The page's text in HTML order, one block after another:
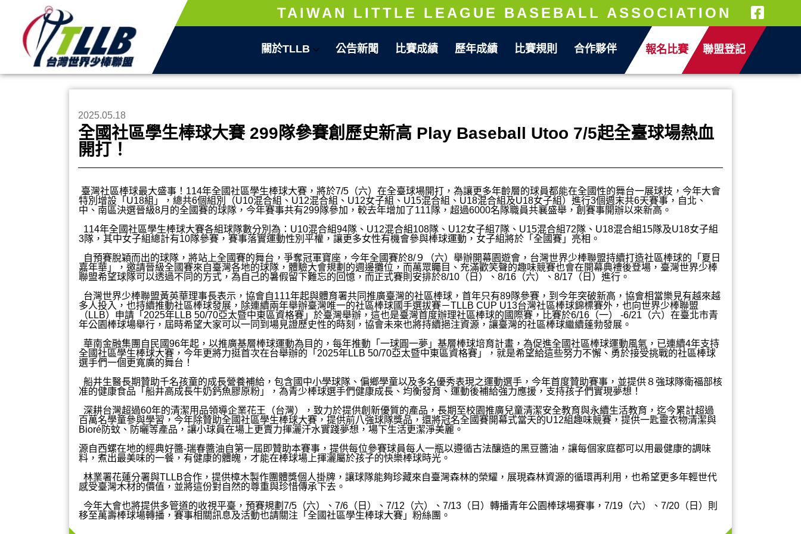
TAIWAN LITTLE LEAGUE BASEBALL ASSOCIATION
關於TLLB 公告新聞 比賽成績 歷年成績 比賽規則 合作夥伴 報名比賽 聯盟登記
2025.05.18
全國社區學生棒球大賽 299隊參賽創歷史新高 Play Baseball Utoo 7/5起全臺球場熱血
開打！
臺灣社區棒球最大盛事！114年全國社區學生棒球大賽，將於7/5（六）在全臺球場開打，為讓更多年齡層的球員都能在全國性的舞台一展球技，今年大會
特別增設「U18組」，總共6個組別（U10混合組、U12混合組、U12女子組、U15混合組、U18混合組及U18女子組）進行3個週末共6天賽事，自北、
中、南區決選晉級8月的全國賽的球隊，今年賽事共有299隊參加，較去年增加了111隊，超過6000名隊職員共襄盛舉，創賽事開辦以來新高。
114年全國社區學生棒球大賽各組球隊數分別為：U10混合組94隊、U12混合組108隊、U12女子組7隊、U15混合組72隊、U18混合組15隊及U18女子組
3隊，其中女子組總計有10隊參賽，賽事落實運動性別平權，讓更多女性有機會參與棒球運動，女子組將於「全國賽」亮相。
自預賽脫穎而出的球隊，將站上全國賽的舞台，爭奪冠軍寶座，今年全國賽於8/９（六）舉辦開幕園遊會，台灣世界少棒聯盟持續打造社區棒球的「夏日
嘉年華」，邀請晉級全國賽來自臺灣各地的球隊，體驗大會規劃的週邊攤位，而萬眾矚目、充滿歡笑聲的趣味競賽也會在開幕典禮後登場，臺灣世界少棒
聯盟希望球隊可以透過不同的方式，為自己的暑假留下難忘的回憶，而正式賽則安排於8/10（日）、8/16（六）、8/17（日）進行。
台灣世界少棒聯盟黃英華理事長表示，協會自111年起與體育署共同推廣臺灣的社區棒球，首年只有89隊參賽，到今年突破新高，協會相當樂見有越來越
多人投入，也持續推動社區棒球發展，除連續兩年舉辦臺灣唯一的社區棒球國手選拔賽－TLLB CUP U13台灣社區棒球錦標賽外，也向世界少棒聯盟
（LLB）申請「2025年LLB 50/70亞太暨中東區資格賽」於臺灣舉辦，這也是臺灣首度辦理社區棒球的國際賽，比賽於6/16（一） -6/21（六）在臺北市青
年公園棒球場舉行，屆時希望大家可以一同到場見證歷史性的時刻，協會未來也將持續挹注資源，讓臺灣的社區棒球繼續蓬勃發展。
華南金融集團自民國96年起，以推廣基層棒球運動為目的，每年推動「一球圓一夢」基層棒球培育計畫，為促進全國社區棒球運動風氣，已連續4年支持
全國社區學生棒球大賽，今年更將力挺首次在台舉辦的「2025年LLB 50/70亞太暨中東區資格賽」，就是希望給這些努力不懈、勇於接受挑戰的社區棒球
選手們一個更寬廣的舞台！
船井生醫長期贊助千名孩童的成長營養補給，包含國中小學球隊、偏鄉學童以及多名優秀表現之運動選手，今年首度贊助賽事，並提供８強球隊衛福部核
准的健康食品「船井高成長牛奶鈣魚膠原粉」，為青少棒球選手們健康成長、均衡發育、運動後補給強力應援，支持孩子們實現夢想！
深耕台灣超過60年的清潔用品領導企業花王（台灣），致力於提供創新優質的產品，長期至校園推廣兒童清潔安全教育與永續生活教育，迄今累計超過
百萬名學童參與學習，今年除贊助全國社區學生棒球大賽，提供前八強球隊獎品，還將冠名全國賽開幕式當天的U12組趣味競賽，提供一匙靈衣物清潔與
Bioré防蚊、防曬等產品，讓小球員在場上更賣力揮灑汗水實踐夢想，場下生活更潔淨美麗。
源自西螺在地的經典好醬-瑞春醬油自第一屆即贊助本賽事，提供每位參賽球員每人一瓶以遵循古法釀造的黑豆醬油，讓每個家庭都可以用最健康的調味
料，煮出最美味的一餐，有健康的體魄，才能在棒球場上揮灑屬於孩子的快樂棒球時光。
林業署花蓮分署與TLLB合作，提供樟木製作團體獎個人掛牌，讓球隊能夠珍藏來自臺灣森林的榮耀，展現森林資源的循環再利用，也希望更多年輕世代
感受臺灣木材的價值，並將這份對自然的尊重與珍惜傳承下去。
今年大會也將提供多管道的收視平臺，預賽規劃7/5（六）、7/6（日）、7/12（六）、7/13（日）轉播青年公園棒球場賽事，7/19（六）、7/20（日）則
移至萬壽棒球場轉播，賽事相關訊息及活動也請關注「全國社區學生棒球大賽」粉絲團。